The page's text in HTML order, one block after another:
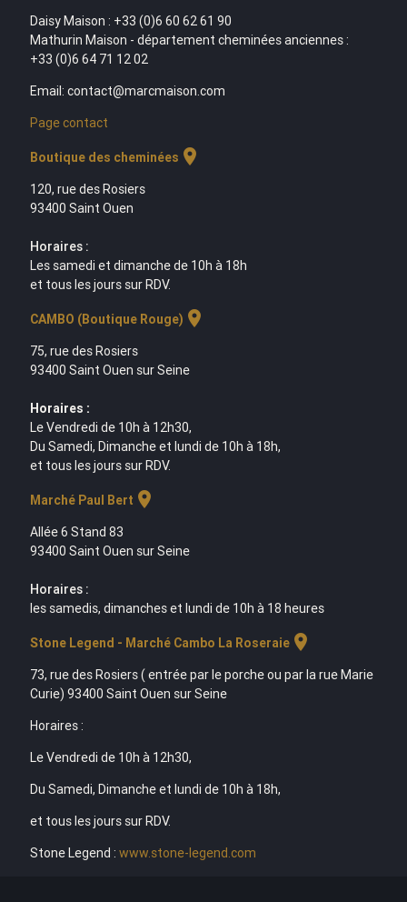
Daisy Maison : +33 (0)6 60 62 61 90
Mathurin Maison - département cheminées anciennes :
+33 (0)6 64 71 12 02
Email: contact@marcmaison.com
Page contact
Boutique des cheminées location_on
120, rue des Rosiers
93400 Saint Ouen
Horaires :
Les samedi et dimanche de 10h à 18h
et tous les jours sur RDV.
CAMBO (Boutique Rouge) location_on
75, rue des Rosiers
93400 Saint Ouen sur Seine
Horaires :
Le Vendredi de 10h à 12h30,
Du Samedi, Dimanche et lundi de 10h à 18h,
et tous les jours sur RDV.
Marché Paul Bert location_on
Allée 6 Stand 83
93400 Saint Ouen sur Seine
Horaires :
les samedis, dimanches et lundi de 10h à 18 heures
Stone Legend - Marché Cambo La Roseraielocation_on
73, rue des Rosiers ( entrée par le porche ou par la rue Marie
Curie) 93400 Saint Ouen sur Seine
Horaires :
Le Vendredi de 10h à 12h30,
Du Samedi, Dimanche et lundi de 10h à 18h,
et tous les jours sur RDV.
Stone Legend : www.stone-legend.com